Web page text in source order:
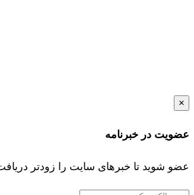
×
عضویت در خبرنامه
عضو شوید تا خبرهای سایت را زودتر